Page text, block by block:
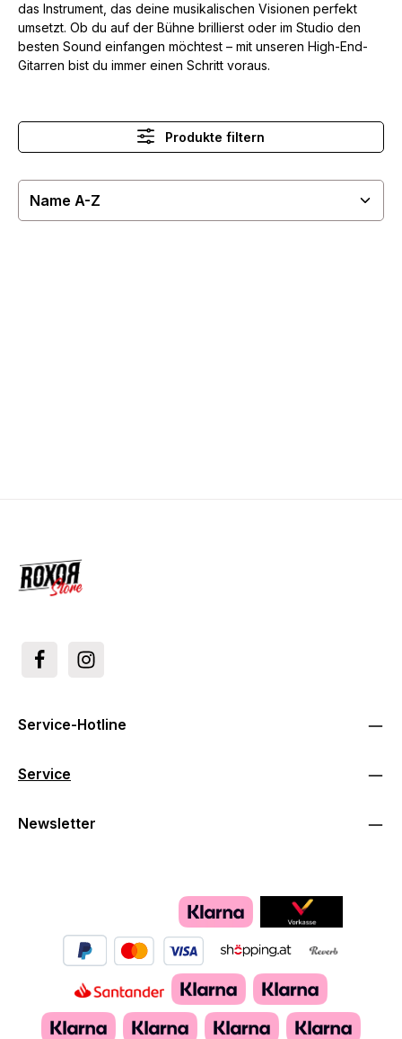
das Instrument, das deine musikalischen Visionen perfekt
umsetzt. Ob du auf der Bühne brillierst oder im Studio den
besten Sound einfangen möchtest – mit unseren High-End-
Gitarren bist du immer einen Schritt voraus.
Produkte filtern
Service-Hotline
Service
Newsletter